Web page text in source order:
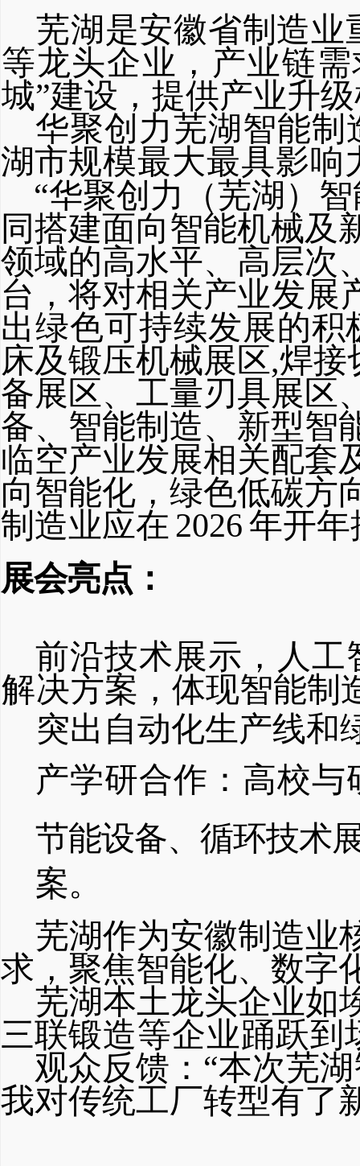
芜湖是安徽省制造业
等龙头企业，产业链
城”建设，提供产业升
华聚创力芜湖智能
湖市规模最大最具影响
“华聚创力（芜湖）
同搭建面向智能机械及
领域的高水平、高层次
台，将对相关产业发展
出绿色可持续发展的积
床及锻压机械展区,焊接
备展区、工量刃具展区
备、智能制造、新型智
临空产业发展相关配套
向智能化，绿色低碳方
制造业应在 2026年开年
展会亮点：
前沿技术展示，人工
解决方案，体现智能制
突出自动化生产线和
产学研合作：高校
节能设备、循环技术
案。
芜湖作为安徽制造业
求，聚焦智能化、数字
芜湖本土龙头企业如
三联锻造等企业踊跃到
观众反馈： “本次芜
我对传统工厂转型有了